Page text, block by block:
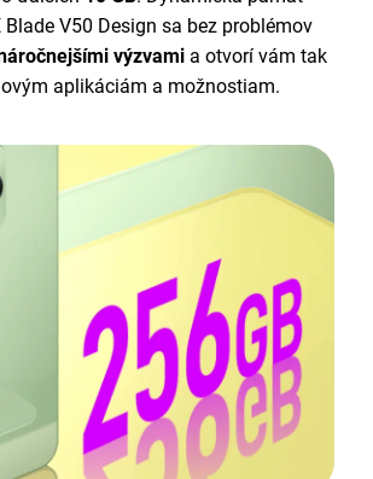
V50 Design sa bez problémov
výzvamia otvorí vám tak
aplikáciám a možnostiam.